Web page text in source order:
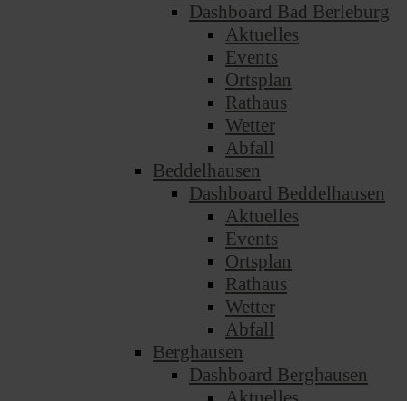
Dashboard Bad Berleburg
Aktuelles
Events
Ortsplan
Rathaus
Wetter
Abfall
Beddelhausen
Dashboard Beddelhausen
Aktuelles
Events
Ortsplan
Rathaus
Wetter
Abfall
Berghausen
Dashboard Berghausen